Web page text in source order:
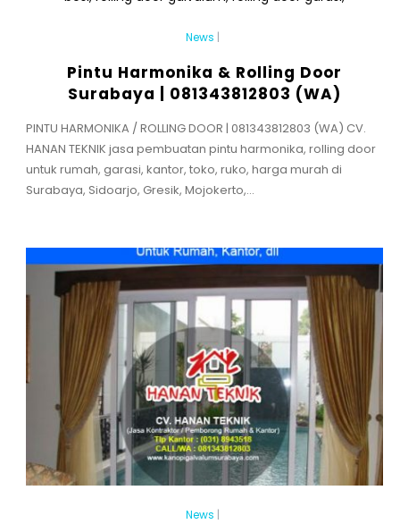
News |
Pintu Harmonika & Rolling Door
Surabaya | 081343812803 (WA)
PINTU HARMONIKA / ROLLING DOOR | 081343812803 (WA) CV.
HANAN TEKNIK jasa pembuatan pintu harmonika, rolling door
untuk rumah, garasi, kantor, toko, ruko, harga murah di
Surabaya, Sidoarjo, Gresik, Mojokerto,...
News |